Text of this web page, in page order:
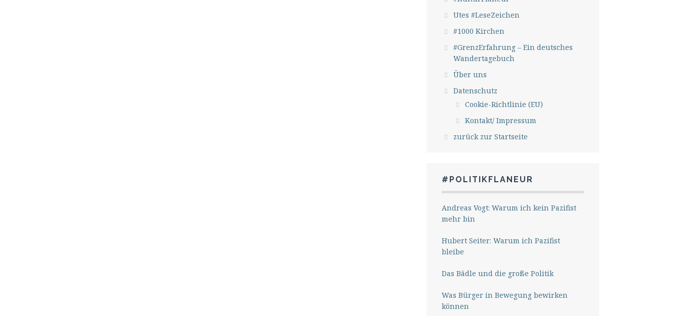
Utes #LeseZeichen
#1000 Kirchen
#GrenzErfahrung – Ein deutsches
Wandertagebuch
Über uns
Datenschutz
Cookie-Richtlinie (EU)
Kontakt/ Impressum
zurück zur Startseite
#POLITIKFLANEUR
Andreas Vogt: Warum ich kein Pazifist
mehr bin
Hubert Seiter: Warum ich Pazifist
bleibe
Das Bädle und die große Politik
Was Bürger in Bewegung bewirken
können